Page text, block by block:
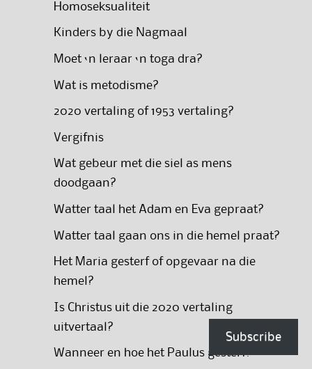
Homoseksualiteit
Kinders by die Nagmaal
Moet ‘n leraar ‘n toga dra?
Wat is metodisme?
2020 vertaling of 1953 vertaling?
Vergifnis
Wat gebeur met die siel as mens
doodgaan?
Watter taal het Adam en Eva gepraat?
Watter taal gaan ons in die hemel praat?
Het Maria gesterf of opgevaar na die
hemel?
Is Christus uit die 2020 vertaling
uitvertaal?
Wanneer en hoe het Paulus gesterf?
Subscribe